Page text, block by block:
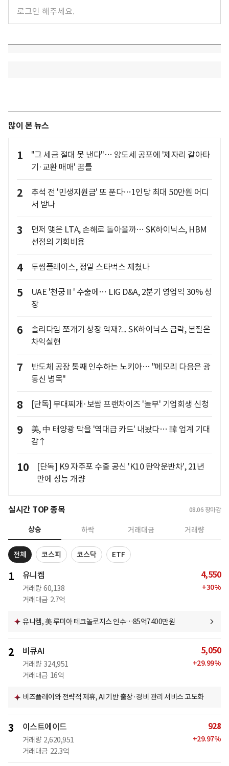
많이 본 뉴스
1
"그 세금 절대 못 낸다"… 양도세 공포에 '제자리 갈아타
기·교환 매매' 꿈틀
2
추석 전 '민생지원금' 또 푼다…1인당 최대 50만원 어디
서 받나
3
먼저 맺은 LTA, 손해로 돌아올까… SK하이닉스, HBM
선점의 기회비용
4 투썸플레이스, 정말 스타벅스 제쳤나
5
UAE '천궁Ⅱ' 수출에… LIG D&A, 2분기 영업익 30% 성
장
6
솔리다임 쪼개기 상장 악재?... SK하이닉스 급락, 본질은
차익실현
7
반도체 공장 통째 인수하는 노키아… "메모리 다음은 광
통신 병목"
8 [단독] 부대찌개·보쌈 프랜차이즈 '놀부' 기업회생 신청
9
美, 中 태양광 막을 '역대급 카드' 내놨다… 韓 업계 기대
감↑
10
[단독] K9 자주포 수출 공신 'K10 탄약운반차', 21년
만에 성능 개량
실시간 TOP 종목 08.06 장마감
상승 하락 거래대금 거래량
전체 코스피 코스닥 ETF
1 유니켐
거래량 60,138
거래대금 2.7억
4,550
+30%
유니켐, 美 루미아 테크놀로지스 인수…85억7400만원
2 비큐AI
거래량 324,951
거래대금 16억
5,050
+29.99%
비즈플레이와 전략적 제휴, AI 기반 출장·경비 관리 서비스 고도화
3 이스트에이드
거래량 2,620,951
거래대금 22.3억
928
+29.97%